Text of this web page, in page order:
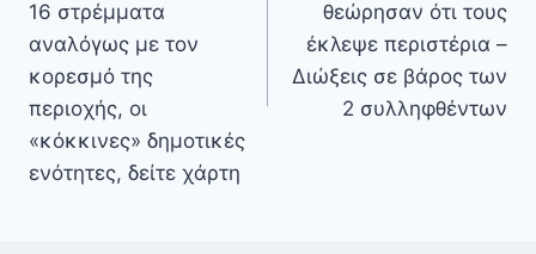
16 στρέμματα
αναλόγως με τον
κορεσμό της
περιοχής, οι
«κόκκινες» δημοτικές
ενότητες, δείτε χάρτη
θεώρησαν ότι τους
έκλεψε περιστέρια –
Διώξεις σε βάρος των
2 συλληφθέντων